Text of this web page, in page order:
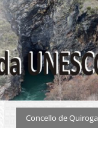
Concello de Quiroga